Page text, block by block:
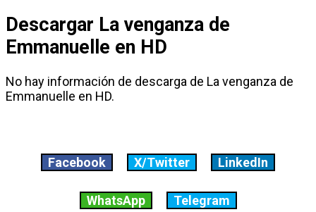
Descargar La venganza de
Emmanuelle en HD
No hay información de descarga de La venganza de
Emmanuelle en HD.
Facebook X/Twitter LinkedIn
WhatsApp Telegram